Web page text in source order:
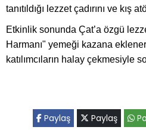
tanıtıldığı lezzet çadırını ve kış
Etkinlik sonunda Çat’a özgü
Harmanı" yemeği kazana
katılımcıların halay çekmesiyle
Paylaş Paylaş